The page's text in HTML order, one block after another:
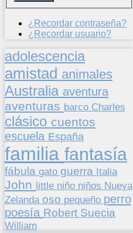
¿Recordar contraseña?
¿Recordar usuario?
adolescencia
amistad animales
Australia aventura
aventuras barco Charles
clásico cuentos
escuela España
familia fantasía
fábula gato guerra Italia
John little niño niños Nueva
Zelanda oso pequeño perro
poesía Robert Suecia
William